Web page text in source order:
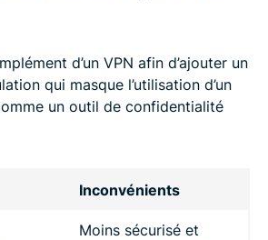
d’un VPN afin d’ajouter un
qui masque l’utilisation d’un
un outil de confidentialité
Inconvénients
Moins sécurisé et